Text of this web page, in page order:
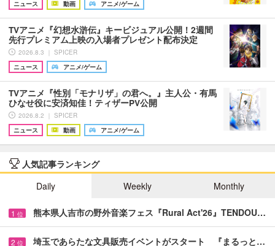
ニュース
動画 アニメ/ゲーム
TVアニメ『幻想水滸伝』キービジュアル公開！2週間
先行プレミアム上映の入場者プレゼント配布決定
2026.8.3 ｜ SPICER
ニュース
アニメ/ゲーム
TVアニメ『性別「モナリザ」の君へ。』主人公・有馬
ひなせ役に安済知佳！ティザーPV公開
2026.8.2 ｜ SPICER
ニュース
動画 アニメ/ゲーム
人気記事ランキング
Daily
Weekly Monthly
1 位 熊本県人吉市の野外音楽フェス『Rural Act'26』TENDOU…
2 位 埼玉であらたな文具販売イベントがスタート 『まるっと…